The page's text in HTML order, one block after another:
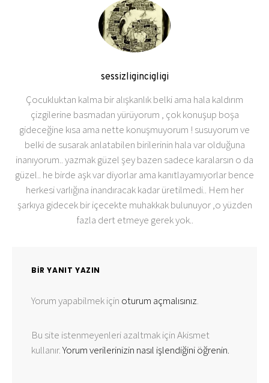
sessizligincigligi
Çocukluktan kalma bir alışkanlık belki ama hala kaldırım
çizgilerine basmadan yürüyorum , çok konuşup boşa
gideceğine kısa ama nette konuşmuyorum ! susuyorum ve
belki de susarak anlatabilen birilerinin hala var olduğuna
inanıyorum.. yazmak güzel şey bazen sadece karalarsın o da
güzel.. he birde aşk var diyorlar ama kanıtlayamıyorlar bence
herkesi varlığına inandıracak kadar üretilmedi.. Hem her
şarkıya gidecek bir içecekte muhakkak bulunuyor ,o yüzden
fazla dert etmeye gerek yok..
BIR YANIT YAZIN
Yorum yapabilmek için oturum açmalısınız.
Bu site istenmeyenleri azaltmak için Akismet
kullanır.Yorum verilerinizin nasıl işlendiğini öğrenin.